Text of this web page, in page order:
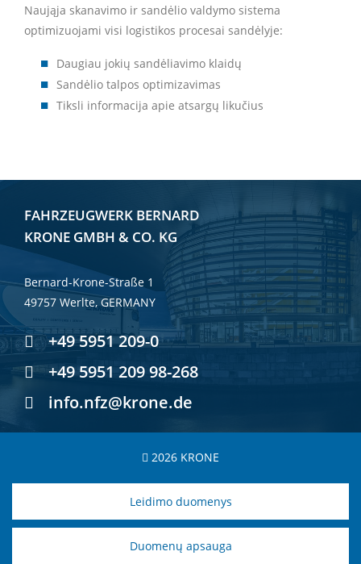
Naująja skanavimo ir sandėlio valdymo sistema
optimizuojami visi logistikos procesai sandėlyje:
Daugiau jokių sandėliavimo klaidų
Sandėlio talpos optimizavimas
Tiksli informacija apie atsargų likučius
FAHRZEUGWERK BERNARD
KRONE GMBH & CO. KG
Bernard-Krone-Straße 1
49757 Werlte, GERMANY
+49 5951 209-0
+49 5951 209 98-268
info.nfz@krone.de
2026 KRONE
Leidimo duomenys
Duomenų apsauga